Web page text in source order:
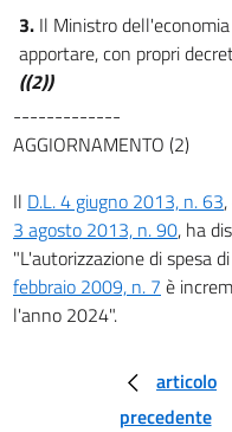
3. Il Ministro
apportare, con propri
((2))
-------------
AGGIORNAMENTO (2)
Il D.L. 4 giugno 2013, n. 63
3 agosto 2013, n. 90, ha
"L'autorizzazione di spesa
febbraio 2009, n. 7 è
l'anno 2024".
articolo
precedente